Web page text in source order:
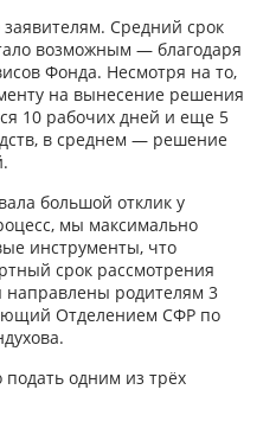
Средний срок
возможным — благодаря
Фонда. Несмотря на то,
на вынесение решения
10 рабочих дней и еще 5
в среднем — решение
большой отклик у
мы максимально
инструменты, что
срок рассмотрения
родителям 3
Отделением СФР по
одним из трёх